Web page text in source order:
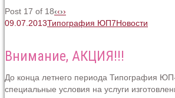
Post 17 of 18‹‹››
09.07.2013Типография ЮП7Новости
Внимание, АКЦИЯ!!!
До конца летнего периода Типография
специальные условия на услуги